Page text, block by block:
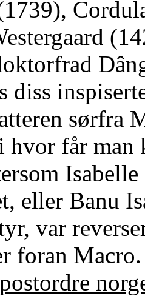
diss
sørfra
hvor får man
eller Banu
var
foran Macro.